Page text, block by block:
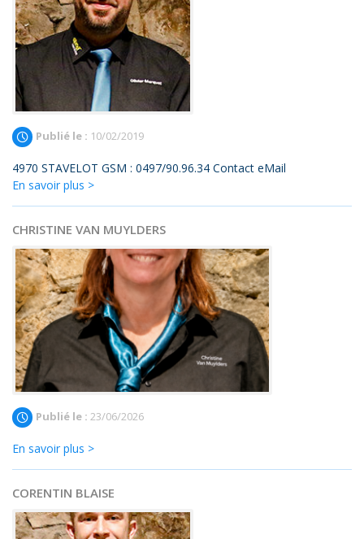
Publié le : 10/02/2019
4970 STAVELOT GSM : 0497/90.96.34 Contact eMail
En savoir plus >
CHRISTINE VAN MUYLDERS
Publié le : 23/06/2026
En savoir plus >
CORENTIN BLAISE